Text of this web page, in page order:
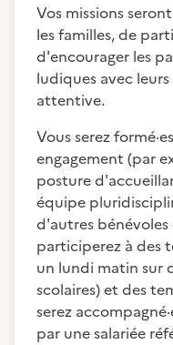
Vos missions
les familles, de
d'encourager les
ludiques avec
attentive.
Vous serez
engagement (par
posture
équipe
d'autres bénévoles
participerez à des
un lundi matin sur
scolaires) et des
serez
par une salariée